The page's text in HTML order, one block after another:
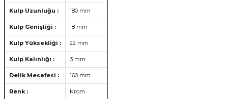
Kulp Uzunluğu : 180 mm
Kulp Genişliği : 18 mm
Kulp Yüksekliği : 22 mm
Kulp Kalınlığı : 3 mm
Delik Mesafesi : 160 mm
Renk : Krom